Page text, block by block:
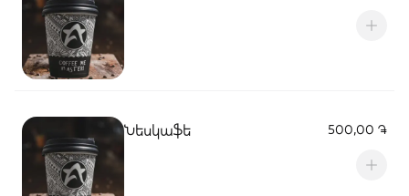
Նեսկաֆե 500,00 ֏